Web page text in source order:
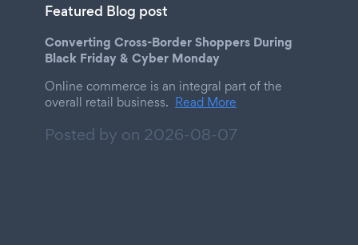
Featured Blog post
Converting Cross-Border Shoppers During
Black Friday & Cyber Monday
Online commerce is an integral part of the
overall retail business. Read More
Posted by on 2026-08-07